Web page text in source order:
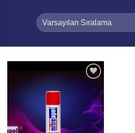
علاقه
مندی
ها